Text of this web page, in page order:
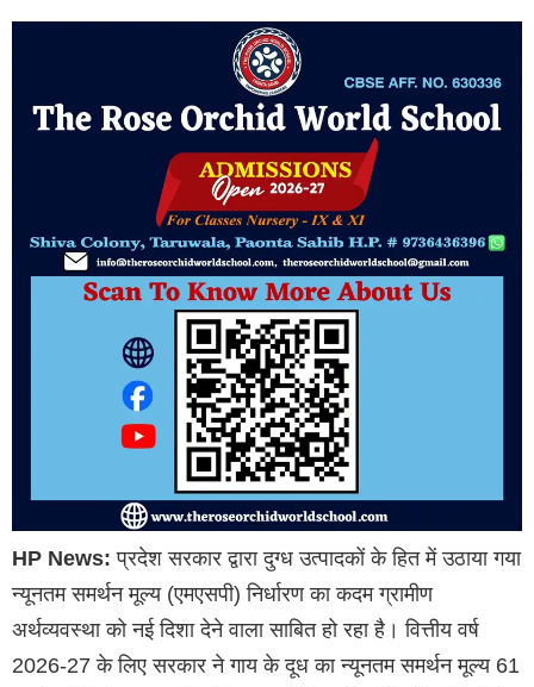
HP News: प्रदेश सरकार द्वारा दुग्ध उत्पादकों के हित में उठाया गया
न्यूनतम समर्थन मूल्य (एमएसपी) निर्धारण का कदम ग्रामीण
अर्थव्यवस्था को नई दिशा देने वाला साबित हो रहा है। वित्तीय वर्ष
2026-27 के लिए सरकार ने गाय के दूध का न्यूनतम समर्थन मूल्य 61